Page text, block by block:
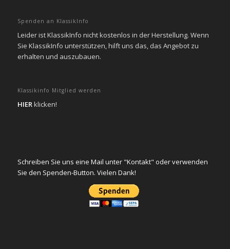
Spenden an KlassikInfo
Leider ist KlassikInfo nicht kostenlos in der Herstellung. Wenn
Sie KlassikInfo unterstützen, hilft uns das, das Angebot zu
erhalten und auszubauen.
Klassikinfo Mitglied werden
HIERklicken!
Schreiben Sie uns eine Mail unter "Kontakt" oder verwenden
Sie den Spenden-Button. Vielen Dank!